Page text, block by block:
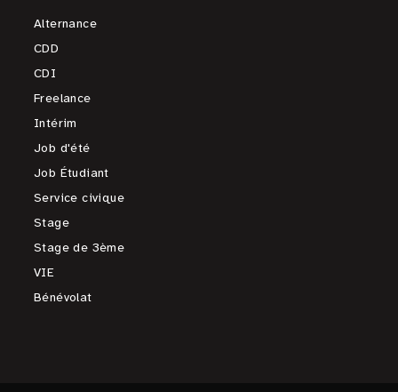
Alternance
CDD
CDI
Freelance
Intérim
Job d'été
Job Étudiant
Service civique
Stage
Stage de 3ème
VIE
Bénévolat